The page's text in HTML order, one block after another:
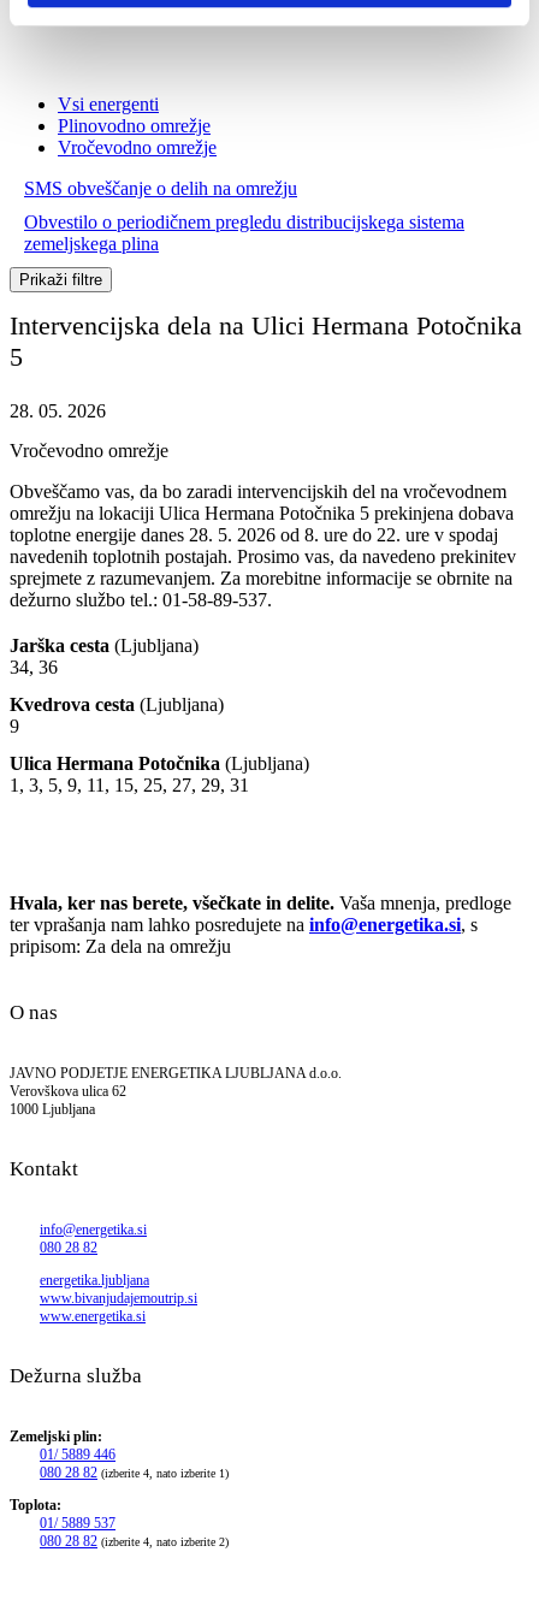
Vsi energenti
Plinovodno omrežje
Vročevodno omrežje
SMS obveščanje o delih na omrežju
Obvestilo o periodičnem pregledu distribucijskega sistema
zemeljskega plina
Prikaži filtre
Intervencijska dela na Ulici Hermana Potočnika
5
28. 05. 2026
Vročevodno omrežje
Obveščamo vas, da bo zaradi intervencijskih del na vročevodnem
omrežju na lokaciji Ulica Hermana Potočnika 5 prekinjena dobava
toplotne energije danes 28. 5. 2026 od 8. ure do 22. ure v spodaj
navedenih toplotnih postajah. Prosimo vas, da navedeno prekinitev
sprejmete z razumevanjem. Za morebitne informacije se obrnite na
dežurno službo tel.: 01-58-89-537.
Jarška cesta (Ljubljana)
34, 36
Kvedrova cesta (Ljubljana)
9
Ulica Hermana Potočnika (Ljubljana)
1, 3, 5, 9, 11, 15, 25, 27, 29, 31
Hvala, ker nas berete, všečkate in delite. Vaša mnenja, predloge
ter vprašanja nam lahko posredujete na info@energetika.si, s
pripisom: Za dela na omrežju
O nas
JAVNO PODJETJE ENERGETIKA LJUBLJANA d.o.o.
Verovškova ulica 62
1000 Ljubljana
Kontakt
info@energetika.si
080 28 82
energetika.ljubljana
www.bivanjudajemoutrip.si
www.energetika.si
Dežurna služba
Zemeljski plin:
01/ 5889 446
080 28 82 (izberite 4, nato izberite 1)
Toplota:
01/ 5889 537
080 28 82 (izberite 4, nato izberite 2)